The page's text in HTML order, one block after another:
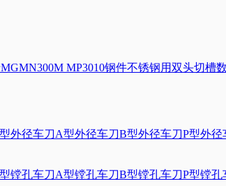
MP3010钢件不锈钢用双头切槽
外径车刀A型外径车刀B型外径车刀P型外径
镗孔车刀A型镗孔车刀B型镗孔车刀P型镗孔